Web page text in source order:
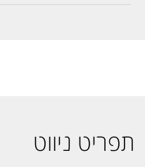
תפריט ניווט